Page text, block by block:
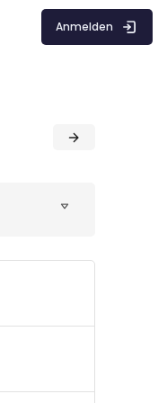
Anmelden